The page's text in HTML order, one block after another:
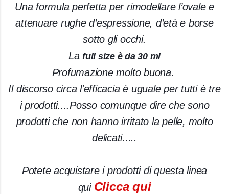
Una formula perfetta per rimodellare l’ovale e
attenuare rughe d’espressione, d’età e borse
sotto gli occhi.
La full size è da 30 ml
Profumazione molto buona.
Il discorso circa l'efficacia è uguale per tutti è tre
i prodotti....Posso comunque dire che sono
prodotti che non hanno irritato la pelle, molto
delicati.....
Potete acquistare i prodotti di questa linea
qui Clicca qui